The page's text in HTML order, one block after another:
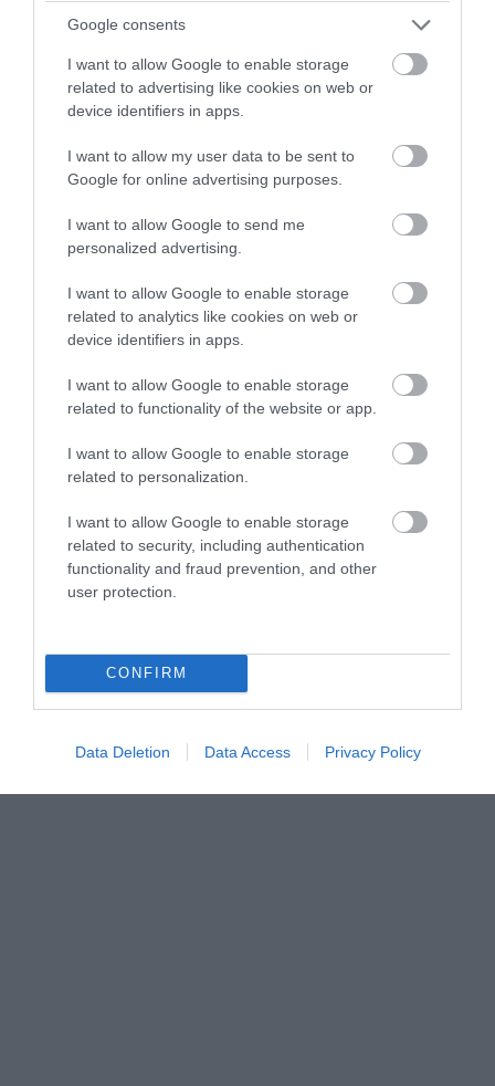
Google consents
I want to allow Google to enable storage
related to advertising like cookies on web or
device identifiers in apps.
I want to allow my user data to be sent to
Google for online advertising purposes.
I want to allow Google to send me
personalized advertising.
I want to allow Google to enable storage
related to analytics like cookies on web or
device identifiers in apps.
I want to allow Google to enable storage
related to functionality of the website or app.
I want to allow Google to enable storage
related to personalization.
I want to allow Google to enable storage
related to security, including authentication
functionality and fraud prevention, and other
user protection.
CONFIRM
Data Deletion Data Access Privacy Policy